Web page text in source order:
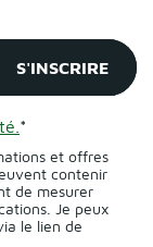
*
et offres
contenir
de mesurer
Je peux
le lien de